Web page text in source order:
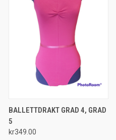
BALLETTDRAKT GRAD 4, GRAD
5
kr349.00